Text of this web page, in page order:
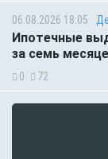
06.08.2026 18:05
Ипотечные
за семь
0 72